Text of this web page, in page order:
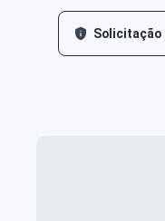
Solicitação